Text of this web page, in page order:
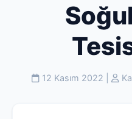
12 Kasım 2022